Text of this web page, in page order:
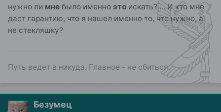
нужно ли мне было именно это искать?.... И кто мне
даст гарантию, что я нашел именно то, что нужно, а
не стекляшку?
Путь ведет в никуда. Главное - не сбиться.
Безумец